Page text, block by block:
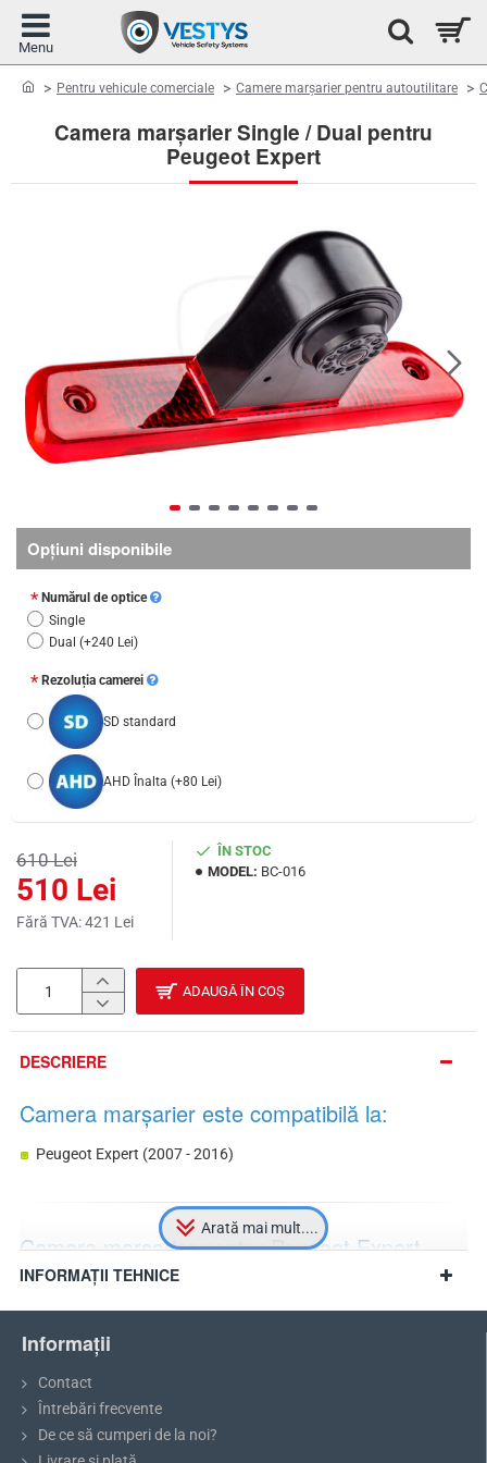
Camera marșarier Single / Dual pentru
Peugeot Expert
homePentru vehicule comerciale Camere marșarier pentru autoutilitare
510 Lei
610 Lei
Fără TVA: 421 Lei
ÎN STOC
MODEL: BC-016
Opţiuni disponibile
Numărul de optice
Single
Dual (+240 Lei)
Rezoluția camerei
SD standard
AHD Înalta (+80 Lei)
ADAUGĂ ÎN COȘ
DESCRIERE
Camera marșarier este compatibilă la:
Peugeot Expert (2007 - 2016)
Camera marșarier pentru Peugeot Expert
Camera marșarier pentru Peugeot Expert
celei de-a treia lumini de frână originale șipoate fi echipată cu una
sau două lentile optice
iluminare IR nocturnă și un unghi de vizualizare de 170°, camera
duală are și o cameră suplimentară cu un unghi de vizualizare de
130°.Camera suplimentară este ideală pentru urmărirea
remorcii și distanța mai mare din spatele mașinii la mers înapoi.
INFORMAȚII TEHNICE
Informații
Contact
Întrebări frecvente
De ce să cumperi de la noi?